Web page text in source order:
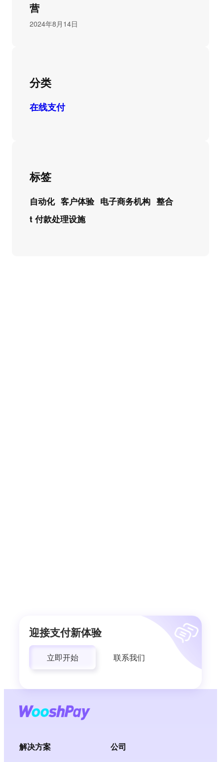
营
2024年8月14日
分类
在线支付
标签
自动化 客户体验 电子商务机构 整合
t 付款处理设施
迎接支付新体验
立即开始 联系我们
解决方案 公司